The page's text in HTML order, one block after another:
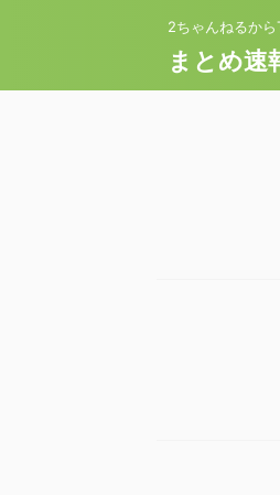
2ちゃんねるか
まとめ速